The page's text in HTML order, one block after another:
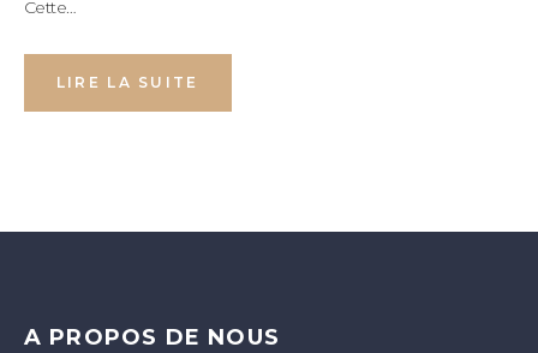
Cette…
LIRE LA SUITE
A PROPOS DE NOUS